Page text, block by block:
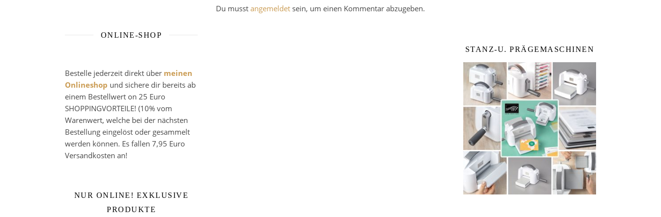
ONLINE-SHOP
Bestelle jederzeit direkt über meinen
Onlineshop und sichere dir bereits ab
einem Bestellwert on 25 Euro
SHOPPINGVORTEILE! (10% vom
Warenwert, welche bei der nächsten
Bestellung eingelöst oder gesammelt
werden können. Es fallen 7,95 Euro
Versandkosten an!
NUR ONLINE! EXKLUSIVE
PRODUKTE
Du musst angemeldet sein, um einen Kommentar abzugeben.
STANZ-U. PRÄGEMASCHINEN